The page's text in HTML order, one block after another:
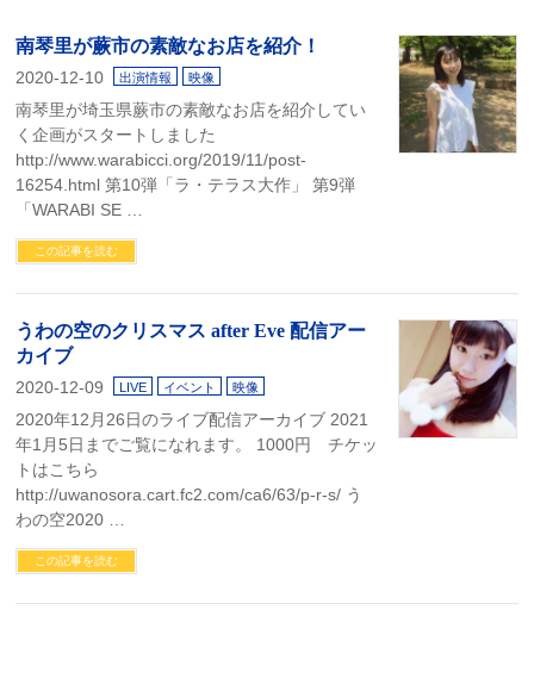
南琴里が蕨市の素敵なお店を紹介！
2020-12-10 出演情報 映像
南琴里が埼玉県蕨市の素敵なお店を紹介してい
く企画がスタートしました
http://www.warabicci.org/2019/11/post-
16254.html 第10弾「ラ・テラス大作」 第9弾
「WARABI SE …
この記事を読む
うわの空のクリスマス after Eve 配信アー
カイブ
2020-12-09 LIVE イベント 映像
2020年12月26日のライブ配信アーカイブ 2021
年1月5日までご覧になれます。 1000円 チケッ
トはこちら
http://uwanosora.cart.fc2.com/ca6/63/p-r-s/ う
わの空2020 …
この記事を読む